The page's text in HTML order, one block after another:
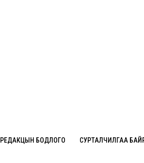
РЕДАКЦЫН БОДЛОГО СУРТАЛЧИЛГАА